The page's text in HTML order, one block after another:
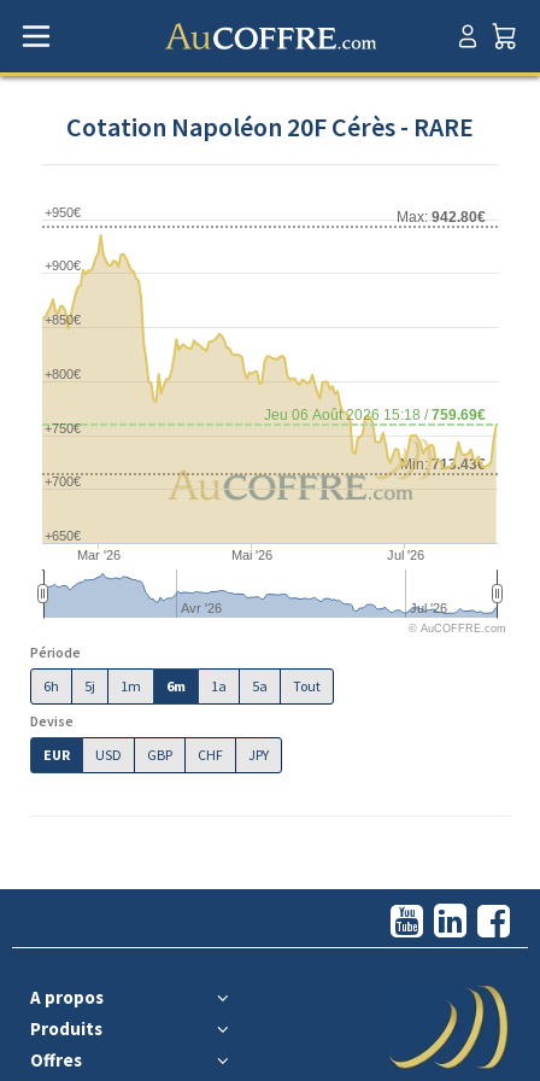
Cotation Napoléon 20F Cérès - RARE
Min:713.43€
Max:942.80€
Jeu 06 Août 2026 15:18 /759.69€
Mar '26 Mai '26 Jul '26
Avr '26 Jul '26
+650€
+700€
+750€
+800€
+850€
+900€
+950€
© AuCOFFRE.com
Période
6h
5j 1m 6m 1a 5a
Tout
Devise
EUR
USD GBP CHF JPY
A propos
Produits
Offres